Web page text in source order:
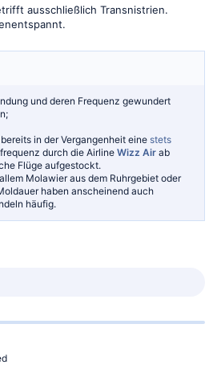
ausschließlich Transnistrien.
und deren Frequenz gewundert
in der Vergangenheit eine stets
durch die Airline Wizz Air ab
Flüge aufgestockt.
Molawier aus dem Ruhrgebiet oder
haben anscheinend auch
häufig.